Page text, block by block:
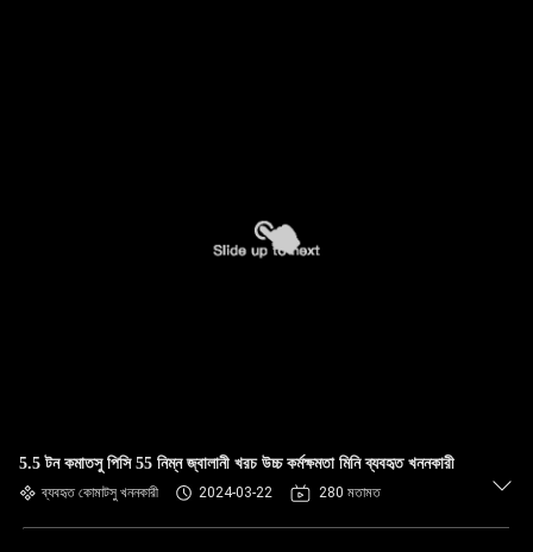
5.5 টন কমাতসু পিসি 55 নিম্ন জ্বালানী খরচ উচ্চ কর্মক্ষমতা মিনি ব্যবহৃত খননকারী
ব্যবহৃত কোমাটসু খননকারী 2024-03-22 280 মতামত